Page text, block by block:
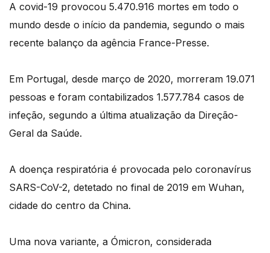
A covid-19 provocou 5.470.916 mortes em todo o
mundo desde o início da pandemia, segundo o mais
recente balanço da agência France-Presse.
Em Portugal, desde março de 2020, morreram 19.071
pessoas e foram contabilizados 1.577.784 casos de
infeção, segundo a última atualização da Direção-
Geral da Saúde.
A doença respiratória é provocada pelo coronavírus
SARS-CoV-2, detetado no final de 2019 em Wuhan,
cidade do centro da China.
Uma nova variante, a Ómicron, considerada